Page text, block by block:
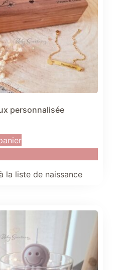
personnalisée
la liste de naissance